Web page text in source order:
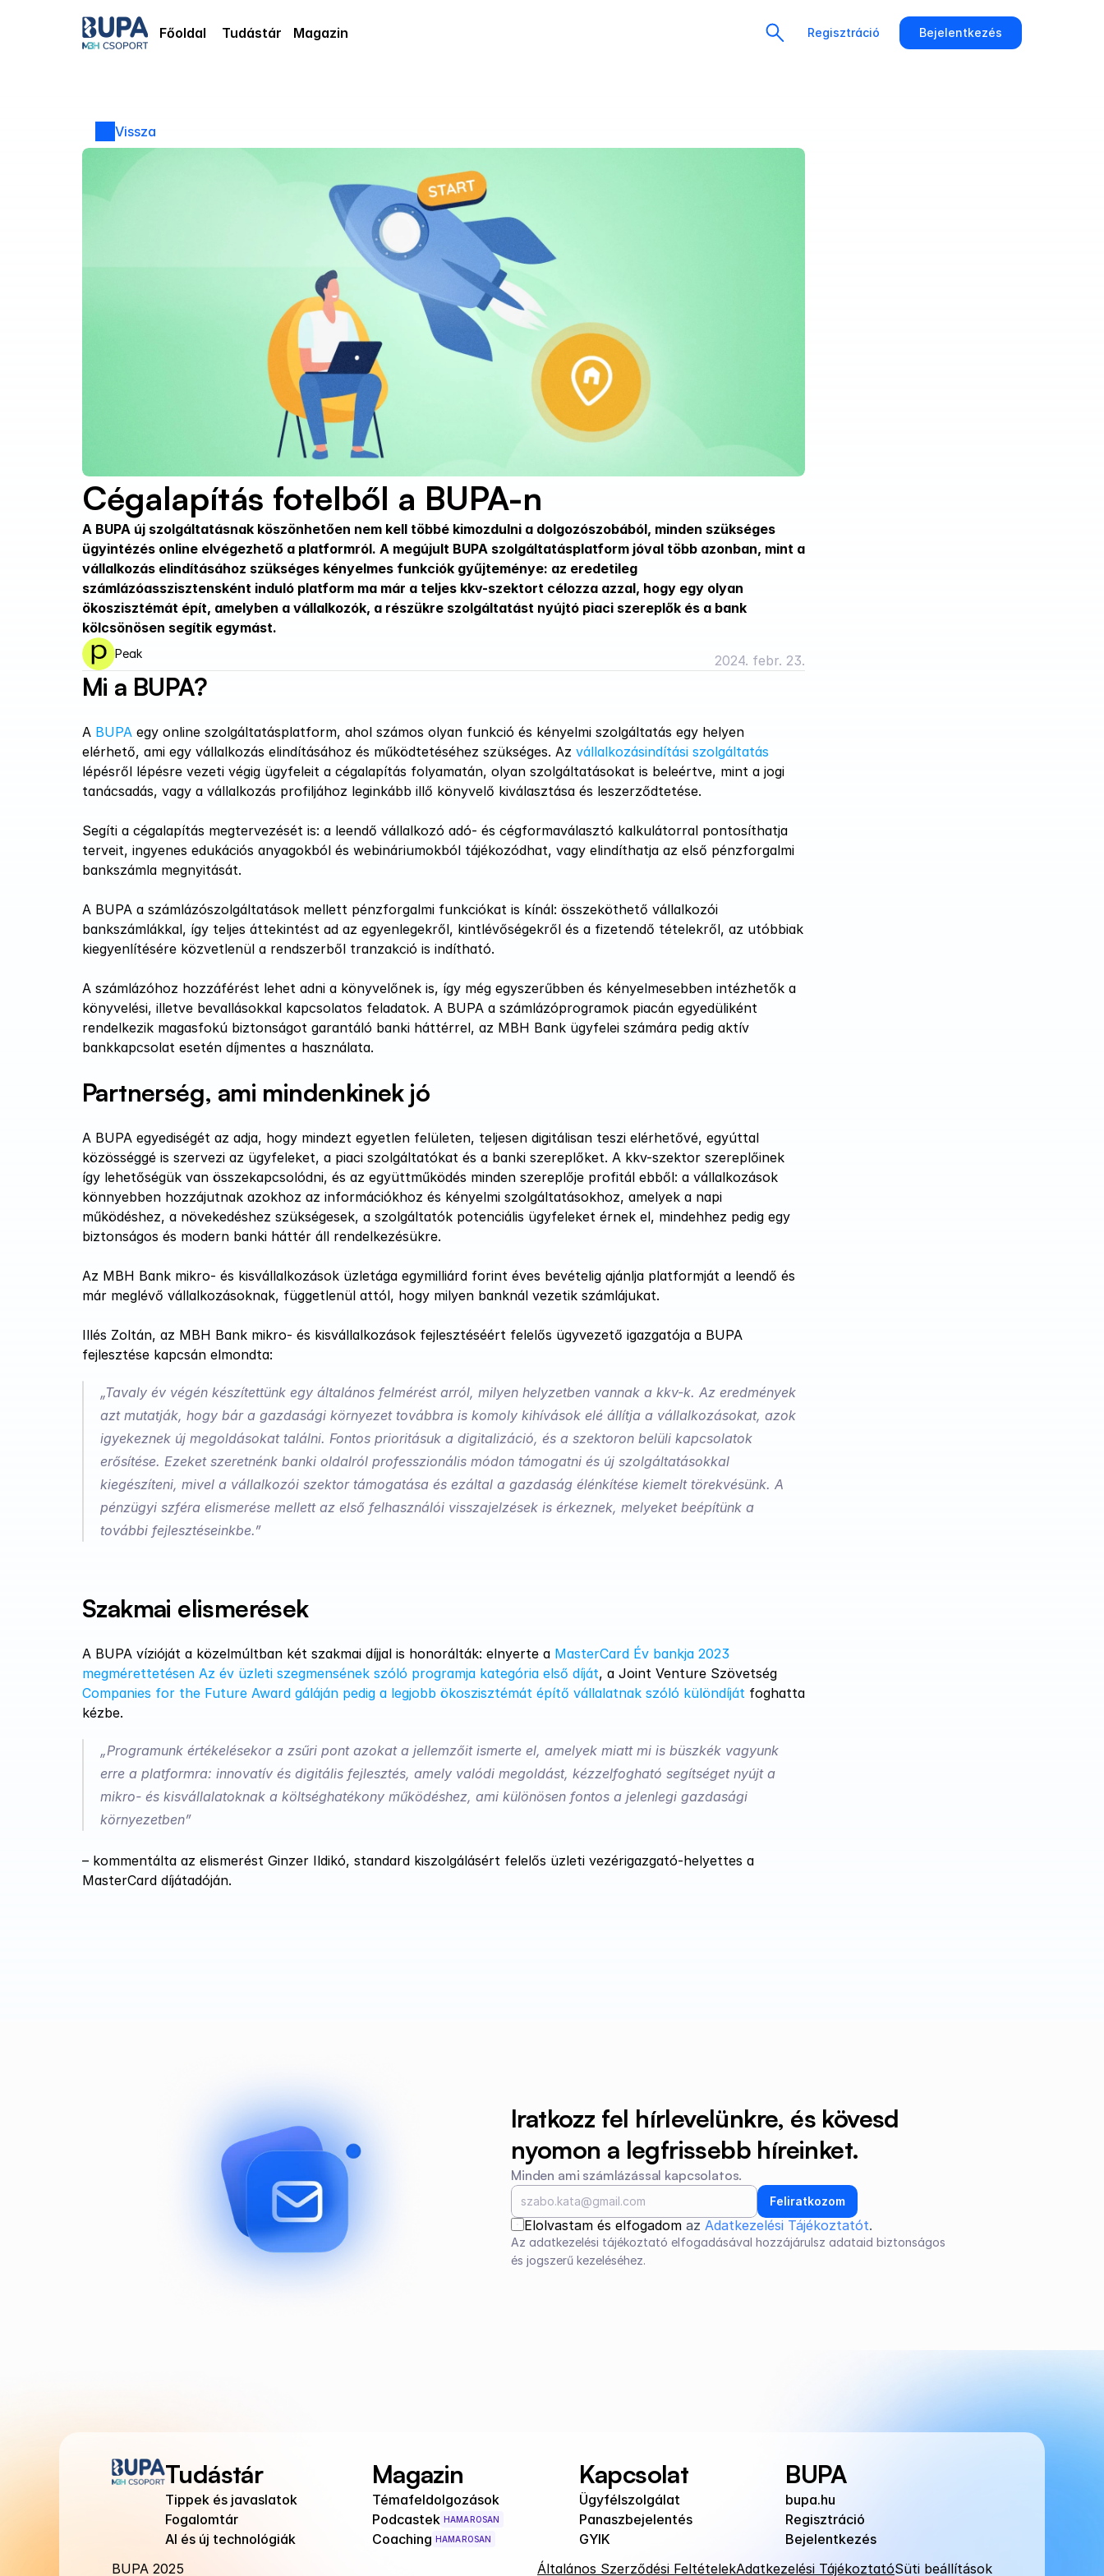
Főoldal Tudástár Magazin Regisztráció Bejelentkezés
Vissza
Cégalapítás fotelből a BUPA-n
A BUPA új szolgáltatásnak köszönhetően nem kell többé kimozdulni a dolgozószobából, minden szükséges
ügyintézés online elvégezhető a platformról. A megújult BUPA szolgáltatásplatform jóval több azonban, mint a
vállalkozás elindításához szükséges kényelmes funkciók gyűjteménye: az eredetileg
számlázóasszisztensként induló platform ma már a teljes kkv-szektort célozza azzal, hogy egy olyan
ökoszisztémát épít, amelyben a vállalkozók, a részükre szolgáltatást nyújtó piaci szereplők és a bank
kölcsönösen segítik egymást.
Peak 2024. febr. 23.
Mi a BUPA?
A BUPA egy online szolgáltatásplatform, ahol számos olyan funkció és kényelmi szolgáltatás egy helyen
elérhető, ami egy vállalkozás elindításához és működtetéséhez szükséges. Az
lépésről lépésre vezeti végig ügyfeleit a cégalapítás folyamatán, olyan szolgáltatásokat is beleértve, mint a jogi
tanácsadás, vagy a vállalkozás profiljához leginkább illő könyvelő kiválasztása és leszerződtetése.
Segíti a cégalapítás megtervezését is: a leendő vállalkozó adó- és cégformaválasztó kalkulátorral pontosíthatja
terveit, ingyenes edukációs anyagokból és webináriumokból tájékozódhat, vagy elindíthatja az első pénzforgalmi
bankszámla megnyitását.
A BUPA a számlázószolgáltatások mellett pénzforgalmi funkciókat is kínál: összeköthető vállalkozói
bankszámlákkal, így teljes áttekintést ad az egyenlegekről, kintlévőségekről és a fizetendő tételekről, az utóbbiak
kiegyenlítésére közvetlenül a rendszerből tranzakció is indítható.
A számlázóhoz hozzáférést lehet adni a könyvelőnek is, így még egyszerűbben és kényelmesebben intézhetők a
könyvelési, illetve bevallásokkal kapcsolatos feladatok. A BUPA a számlázóprogramok piacán egyedüliként
rendelkezik magasfokú biztonságot garantáló banki háttérrel, az MBH Bank ügyfelei számára pedig aktív
bankkapcsolat esetén díjmentes a használata.
Partnerség, ami mindenkinek jó
A BUPA egyediségét az adja, hogy mindezt egyetlen felületen, teljesen digitálisan teszi elérhetővé, egyúttal
közösséggé is szervezi az ügyfeleket, a piaci szolgáltatókat és a banki szereplőket. A kkv-szektor szereplőinek
így lehetőségük van összekapcsolódni, és az együttműködés minden szereplője profitál ebből: a vállalkozások
könnyebben hozzájutnak azokhoz az információkhoz és kényelmi szolgáltatásokhoz, amelyek a napi
működéshez, a növekedéshez szükségesek, a szolgáltatók potenciális ügyfeleket érnek el, mindehhez pedig egy
biztonságos és modern banki háttér áll rendelkezésükre.
Az MBH Bank mikro- és kisvállalkozások üzletága egymilliárd forint éves bevételig ajánlja platformját a leendő és
már meglévő vállalkozásoknak, függetlenül attól, hogy milyen banknál vezetik számlájukat.
Illés Zoltán, az MBH Bank mikro- és kisvállalkozások fejlesztéséért felelős ügyvezető igazgatója a BUPA
fejlesztése kapcsán elmondta:
„Tavaly év végén készítettünk egy általános felmérést arról, milyen helyzetben vannak a kkv-k. Az eredmények
azt mutatják, hogy bár a gazdasági környezet továbbra is komoly kihívások elé állítja a vállalkozásokat, azok
igyekeznek új megoldásokat találni. Fontos prioritásuk a digitalizáció, és a szektoron belüli kapcsolatok
erősítése. Ezeket szeretnénk banki oldalról professzionális módon támogatni és új szolgáltatásokkal
kiegészíteni, mivel a vállalkozói szektor támogatása és ezáltal a gazdaság élénkítése kiemelt törekvésünk. A
pénzügyi szféra elismerése mellett az első felhasználói visszajelzések is érkeznek, melyeket beépítünk a
további fejlesztéseinkbe.”
Szakmai elismerések
A BUPA vízióját a közelmúltban két szakmai díjjal is honorálták: elnyerte a MasterCard Év bankja 2023
megmérettetésen Az év üzleti szegmensének szóló programja kategória első díját
Companies for the Future Award gáláján pedig a legjobb ökoszisztémát építő vállalatnak szóló különdíját foghatta
kézbe.
„Programunk értékelésekor a zsűri pont azokat a jellemzőit ismerte el, amelyek miatt mi is büszkék vagyunk
erre a platformra: innovatív és digitális fejlesztés, amely valódi megoldást, kézzelfogható segítséget nyújt a
mikro- és kisvállalatoknak a költséghatékony működéshez, ami különösen fontos a jelenlegi gazdasági
környezetben”
– kommentálta az elismerést Ginzer Ildikó, standard kiszolgálásért felelős üzleti vezérigazgató-helyettes a
MasterCard díjátadóján.
Iratkozz fel hírlevelünkre, és kövesd
nyomon a legfrissebb híreinket.
Minden ami számlázással kapcsolatos.
Feliratkozom
Elolvastam és elfogadom az Adatkezelési Tájékoztatót.
Az adatkezelési tájékoztató elfogadásával hozzájárulsz adataid biztonságos
és jogszerű kezeléséhez.
Tudástár
Tippek és javaslatok
Fogalomtár
AI és új technológiák
Magazin
Témafeldolgozások
Podcastek HAMAROSAN
Coaching HAMAROSAN
Kapcsolat
Ügyfélszolgálat
Panaszbejelentés
GYIK
BUPA
bupa.hu
Regisztráció
Bejelentkezés
BUPA 2025
Általános Szerződési FeltételekAdatkezelési TájékoztatóSüti beállítások